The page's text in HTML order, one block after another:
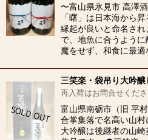
〜富山県氷見市 高澤
「曙」は日本海から
縁起が良いと命名さ
で、地魚に合うよう
魔をせず、和食に最
三笑楽・袋吊り大吟
再入荷はお問合せくだ
富山県南砺市（旧 平
合掌集落で名高い山
大吟醸は後継者の山